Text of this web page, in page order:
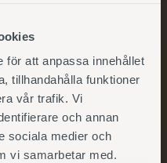
för att anpassa innehållet
tillhandahålla funktioner
vår trafik. Vi
och annan
sociala medier och
vi samarbetar med.